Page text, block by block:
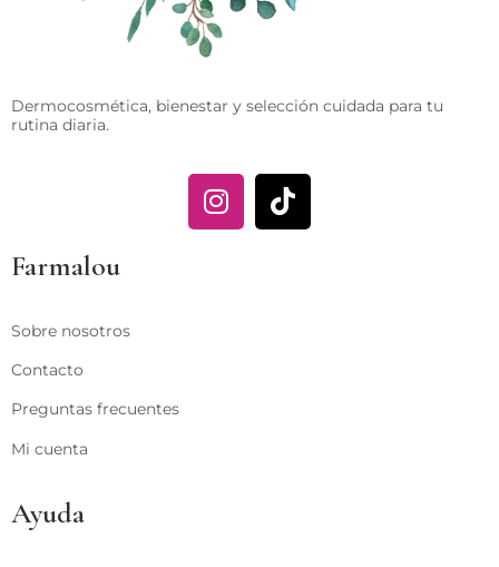
Dermocosmética, bienestar y selección cuidada para tu
rutina diaria.
Farmalou
Sobre nosotros
Contacto
Preguntas frecuentes
Mi cuenta
Ayuda